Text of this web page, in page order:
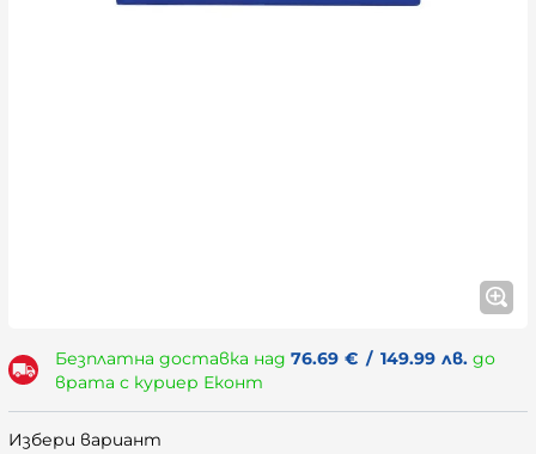
Безплатна доставка над 76.69 € / 149.99 лв.до
врата с куриер Еконт
Избери вариант